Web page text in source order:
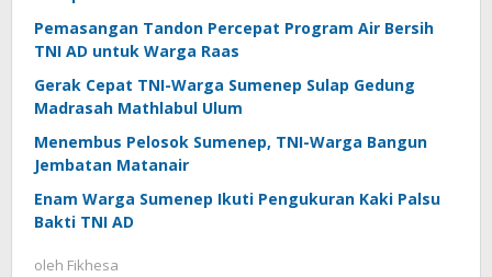
Pemasangan Tandon Percepat Program Air Bersih
TNI AD untuk Warga Raas
Gerak Cepat TNI-Warga Sumenep Sulap Gedung
Madrasah Mathlabul Ulum
Menembus Pelosok Sumenep, TNI-Warga Bangun
Jembatan Matanair
Enam Warga Sumenep Ikuti Pengukuran Kaki Palsu
Bakti TNI AD
oleh Fikhesa